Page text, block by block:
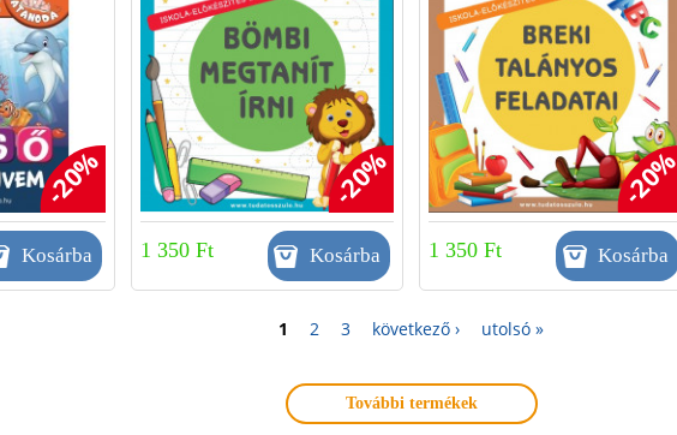
-20% -20%
1 350 Ft
-20%
1 350 Ft
1 2 3 következő › utolsó »
További termékek